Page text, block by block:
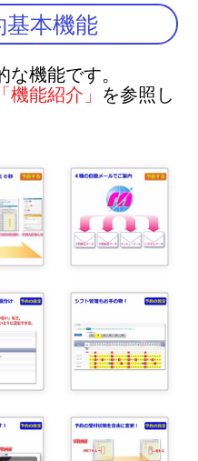
本機能
機能です。
「機能紹介」 を参照し